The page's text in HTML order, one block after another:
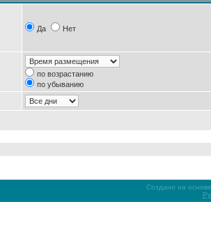
Да Нет
по возрастанию
по убыванию
Создано на основе